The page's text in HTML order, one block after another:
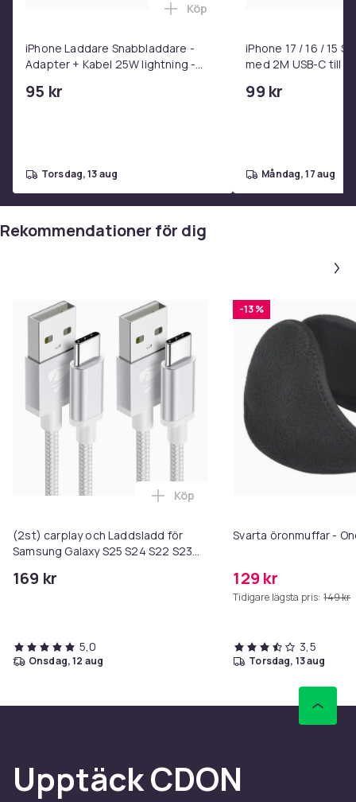
iPhone Laddare Snabbladdare -
Adapter + Kabel 25W lightning -
95 kr
Lägg till iPhone Laddare
Köp
torsdag, 13 aug
iPhone 17 / 16 / 15
med 2M USB-C till
99 kr
måndag, 17 aug
Rekommendationer för dig
(2st) carplay och Laddsladd för
Samsung Galaxy S25 S24 S22 S23
17!! - 1M- Ladd (2-PACK) 1 meter
169 kr
Lägg till (2st) carplay och
Köp
5,0
onsdag, 12 aug
-13 %
Svarta öronmuffar -
129 kr
Tidigare lägsta pris: 149 kr
3,5
torsdag, 13 aug
Upptäck CDON